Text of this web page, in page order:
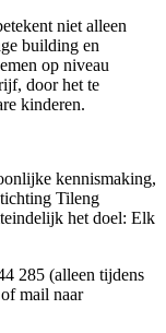
niet alleen
building en
op niveau
door het te
kinderen.
kennismaking,
Tileng
het doel: Elk
285 (alleen tijdens
mail naar